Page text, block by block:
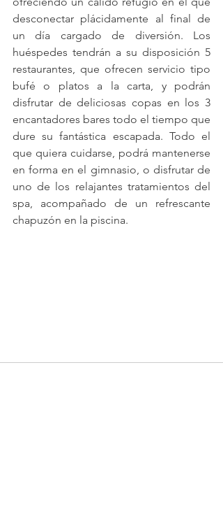
desconectar plácidamente al final de
un día cargado de diversión. Los
huéspedes tendrán a su disposición 5
restaurantes, que ofrecen servicio tipo
bufé o platos a la carta, y podrán
disfrutar de deliciosas copas en los 3
encantadores bares todo el tiempo que
dure su fantástica escapada. Todo el
que quiera cuidarse, podrá mantenerse
en forma en el gimnasio, o disfrutar de
uno de los relajantes tratamientos del
spa, acompañado de un refrescante
chapuzón en la piscina.